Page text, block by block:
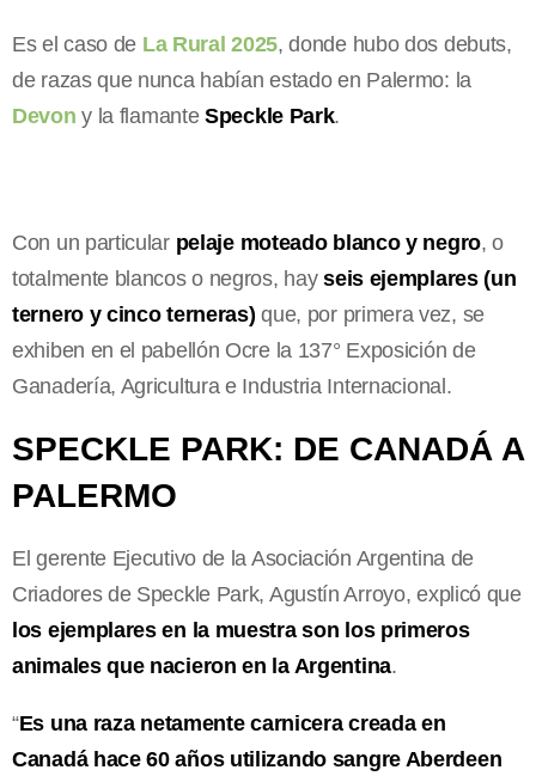
Es el caso de La Rural 2025, donde hubo dos debuts,
de razas que nunca habían estado en Palermo: la
Devon y la flamante Speckle Park.
Con un particular pelaje moteado blanco y negro, o
totalmente blancos o negros, hayseis ejemplares (un
ternero y cinco terneras) que, por primera vez, se
exhiben en el pabellón Ocre la 137° Exposición de
Ganadería, Agricultura e Industria Internacional.
SPECKLE PARK: DE CANADÁ A
PALERMO
El gerente Ejecutivo de la Asociación Argentina de
Criadores de Speckle Park, Agustín Arroyo, explicó que
los ejemplares en la muestra son los primeros
animales que nacieron en la Argentina.
“Es una raza netamente carnicera creada en
Canadá hace 60 años utilizando sangre Aberdeen